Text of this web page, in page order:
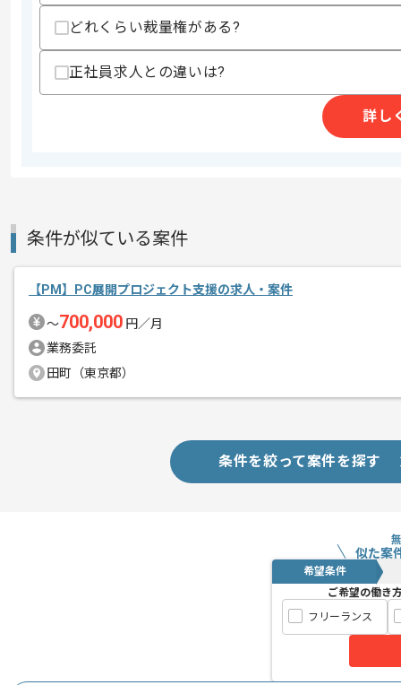
商談回数
1回
エージェントからのコ 今回はAWSを使ったインフラ構築及び
技術を伸ばすことを希望される方には
どれくらい裁量権がある?
正社員求人との違いは?
詳し
条件が似ている案件
【PM】PC展開プロジェクト支援の求人・案件
〜700,000 円／月
業務委託
田町（東京都）
条件を絞って案件を探す
似た案
希望条件
ご希望の働き
フリーランス